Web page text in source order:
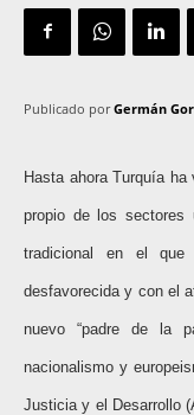
Publicado por Germán
Hasta ahora Turquía
propio de los sectores
tradicional en el
desfavorecida y con el
nuevo “padre de la
nacionalismo y
Justicia y el Desarrollo